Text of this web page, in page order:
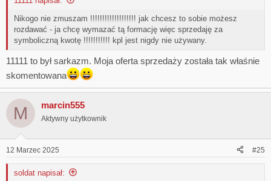
Nikogo nie zmuszam !!!!!!!!!!!!!!!!!!! jak chcesz to sobie możesz
rozdawać - ja chcę wymazać tą formację więc sprzedaję za
symboliczną kwotę !!!!!!!!!!! kpl jest nigdy nie używany.
11111 to był sarkazm. Moja oferta sprzedaży została tak właśnie
skomentowana
M marcin555
Aktywny użytkownik
12 Marzec 2025 #25
soldat napisał: